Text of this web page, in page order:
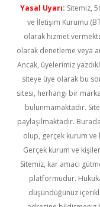
Yasal Uyarı: Sitemiz,
ve İletişim Kurumu
olarak hizmet
olarak denetleme veya
Ancak, üyelerimiz
siteye üye olarak bu
sitesi, herhangi bir
bulunmamaktadır.
paylaşılmaktadır.
olup, gerçek kurum ve
Gerçek kurum ve
Sitemiz, kar amacı
platformudur.
düşündüğünüz